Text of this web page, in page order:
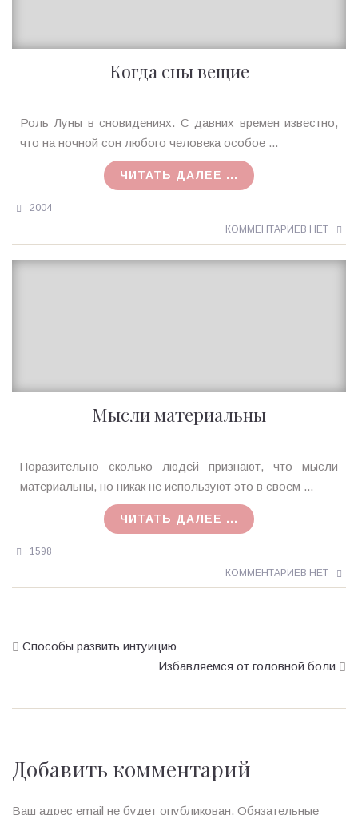
Когда сны вещие
Ирина
MagicTantra
Роль Луны в сновидениях. С давних времен известно,
что на ночной сон любого человека особое ...
ЧИТАТЬ ДАЛЕЕ ...
2004
КОММЕНТАРИЕВ НЕТ
Мысли материальны
Ирина
MagicTantra
Поразительно сколько людей признают, что мысли
материальны, но никак не используют это в своем ...
ЧИТАТЬ ДАЛЕЕ ...
1598
КОММЕНТАРИЕВ НЕТ
Способы развить интуицию
Избавляемся от головной боли
Добавить комментарий
Ваш адрес email не будет опубликован. Обязательные